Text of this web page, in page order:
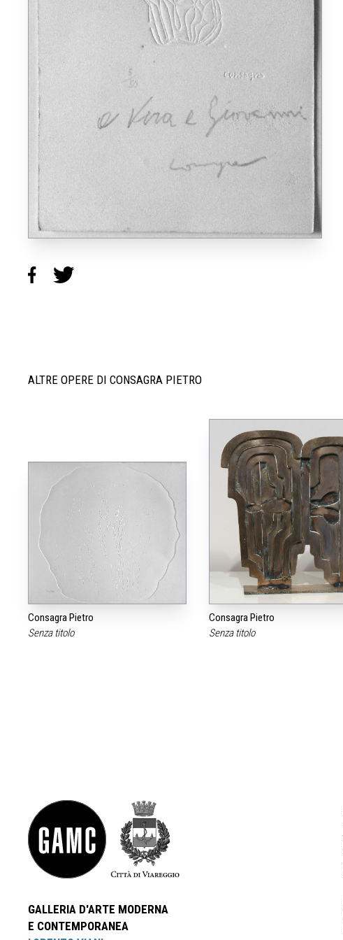
ALTRE OPERE DI CONSAGRA PIETRO
Consagra Pietro
Senza titolo
Consagra Pietro
Senza titolo
GALLERIA D'ARTE MODERNA
E CONTEMPORANEA